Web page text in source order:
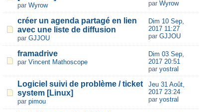
par Wyrow
par Wyrow
créer un agenda partagé en lien
avec une liste de diffusion
par GJJOU
Dim 10 Sep,
2017 11:27
par GJJOU
framadrive
par Vincent Mathoscope
Dim 03 Sep,
2017 20:51
par yostral
Logiciel suivi de problème / ticket
system [Linux]
par pimou
Jeu 31 Août,
2017 23:24
par yostral